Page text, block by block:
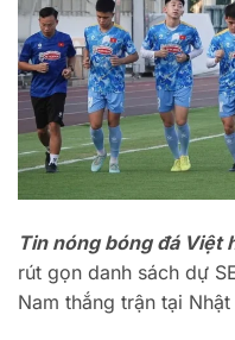
Tin nóng bóng đá Việt
rút gọn danh sách dự
Nam thắng trận tại Nhật